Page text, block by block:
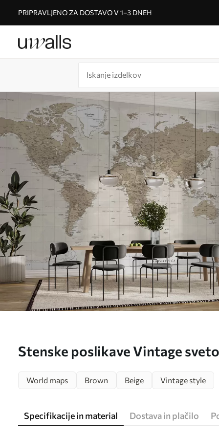
PRIPRAVLJENO ZA DOSTAVO V 1–3 DNEH
Stenske poslikave Vintage
World maps Brown Beige Vintage style
Specifikacije in material Dostava in plačilo